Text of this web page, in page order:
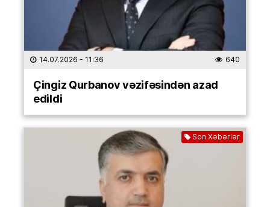
14.07.2026 - 11:36 640
Çingiz Qurbanov vəzifəsindən azad
edildi
Son Xəbərlər